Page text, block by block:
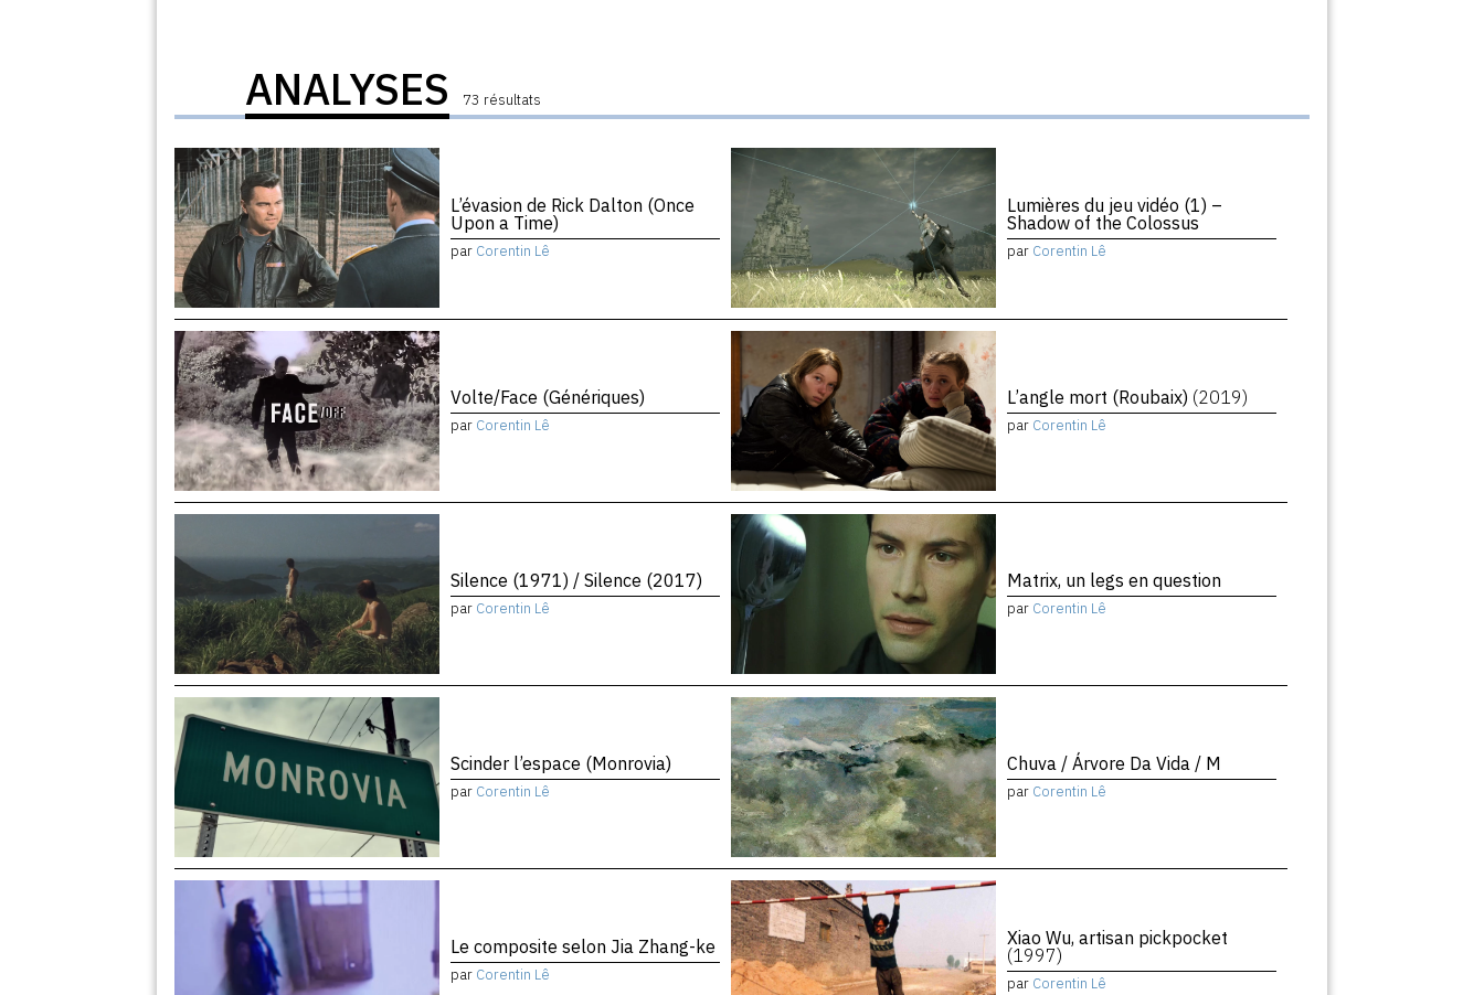
ANALYSES 73 résultats
L’évasion de Rick Dalton (Once
Upon a Time)
par Corentin Lê
Lumières du jeu vidéo (1) –
Shadow of the Colossus
par Corentin Lê
Volte/Face (Génériques)
par Corentin Lê
L’angle mort (Roubaix) (2019)
par Corentin Lê
Silence (1971) / Silence (2017)
par Corentin Lê
Matrix, un legs en question
par Corentin Lê
Scinder l’espace (Monrovia)
par Corentin Lê
Chuva / Árvore Da Vida / M
par Corentin Lê
Le composite selon Jia Zhang-ke
par Corentin Lê
Xiao Wu, artisan pickpocket
(1997)
par Corentin Lê